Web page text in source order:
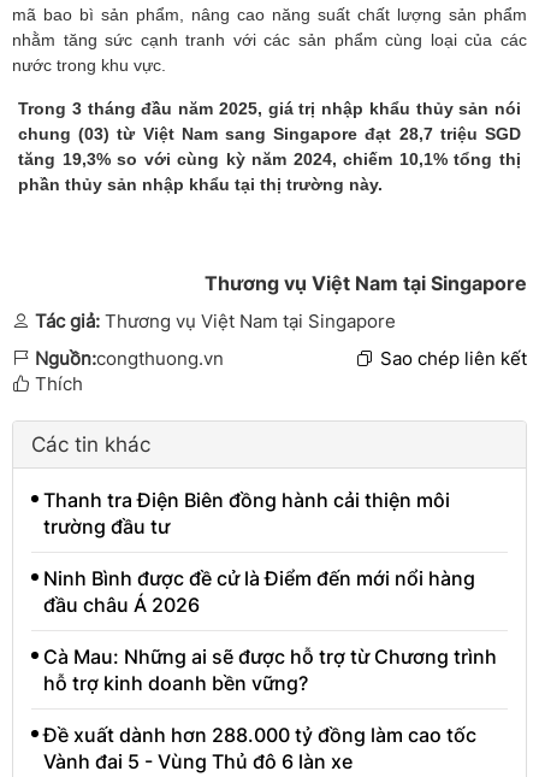
mã bao bì sản phẩm, nâng cao năng suất chất lượng sản phẩm
nhằm tăng sức cạnh tranh với các sản phẩm cùng loại của các
nước trong khu vực.
Trong 3 tháng đầu năm 2025, giá trị nhập khẩu thủy sản nói
chung (03) từ Việt Nam sang Singapore đạt 28,7 triệu SGD
tăng 19,3% so với cùng kỳ năm 2024, chiếm 10,1% tổng thị
phần thủy sản nhập khẩu tại thị trường này.
Thương vụ Việt Nam tại Singapore
Tác giả: Thương vụ Việt Nam tại Singapore
Nguồn:congthuong.vn
Sao chép liên kết
Thích
Các tin khác
Thanh tra Điện Biên đồng hành cải thiện môi
trường đầu tư
Ninh Bình được đề cử là Điểm đến mới nổi hàng
đầu châu Á 2026
Cà Mau: Những ai sẽ được hỗ trợ từ Chương trình
hỗ trợ kinh doanh bền vững?
Đề xuất dành hơn 288.000 tỷ đồng làm cao tốc
Vành đai 5 - Vùng Thủ đô 6 làn xe